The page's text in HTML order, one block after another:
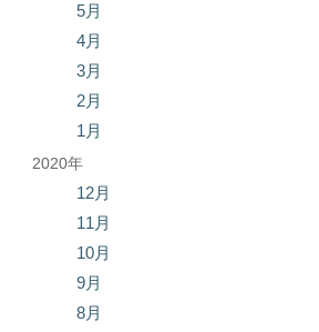
5月
4月
3月
2月
1月
2020年
12月
11月
10月
9月
8月